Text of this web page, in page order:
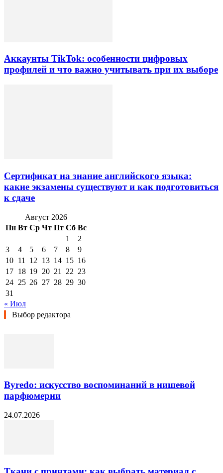
Аккаунты TikTok: особенности цифровых
профилей и что важно учитывать при их выборе
Сертификат на знание английского языка:
какие экзамены существуют и как подготовиться
к сдаче
Август 2026
Пн Вт Ср Чт Пт Сб Вс
1
2
3
4 5 6 7 8
9
10 11 12 13 14 15 16
17 18 19 20 21 22 23
24 25 26 27 28 29 30
31
« Июл
Выбор редактора
Byredo: искусство воспоминаний в нишевой
парфюмерии
24.07.2026